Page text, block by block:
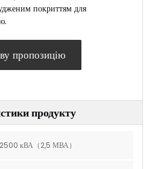
покриттям для
пропозицію
продукту
2500 кВА（2,5 МВА）